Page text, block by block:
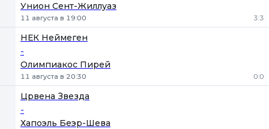
Унион Сент-Жиллуаз
11 августа в 19:00 3:3
НЕК Неймеген
-
Олимпиакос Пирей
11 августа в 20:30 0:0
Црвена Звезда
-
Хапоэль Беэр-Шева